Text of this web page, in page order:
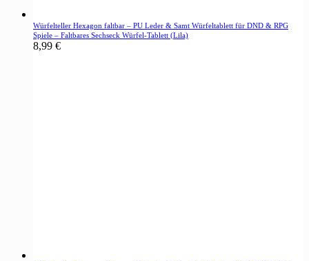
Würfelteller Hexagon faltbar – PU Leder & Samt Würfeltablett für DND & RPG
Spiele – Faltbares Sechseck Würfel-Tablett (Lila)
8,99 €